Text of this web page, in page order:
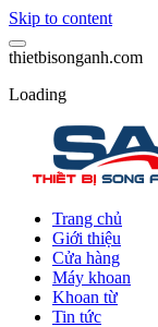
Skip to content
thietbisonganh.com
Loading
Trang chủ
Giới thiệu
Cửa hàng
Máy khoan
Khoan từ
Tin tức